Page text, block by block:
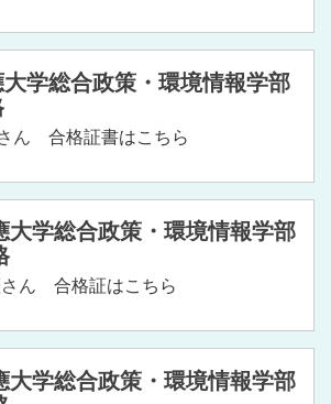
大学総合政策・環境情報学部
ん 合格証書はこちら
大学総合政策・環境情報学部
さん 合格証はこちら
大学総合政策・環境情報学部